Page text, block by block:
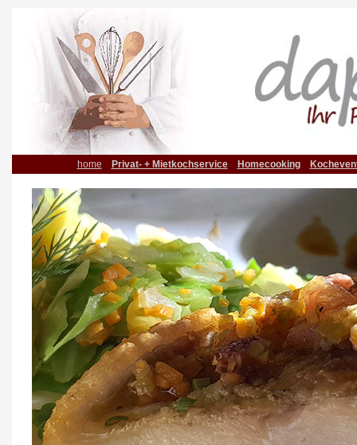
home Privat- + Mietkochservice Homecooking